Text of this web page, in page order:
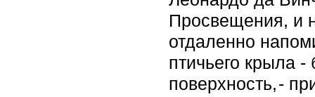
Просвещения, и
отдаленно
птичьего крыла
поверхность, -